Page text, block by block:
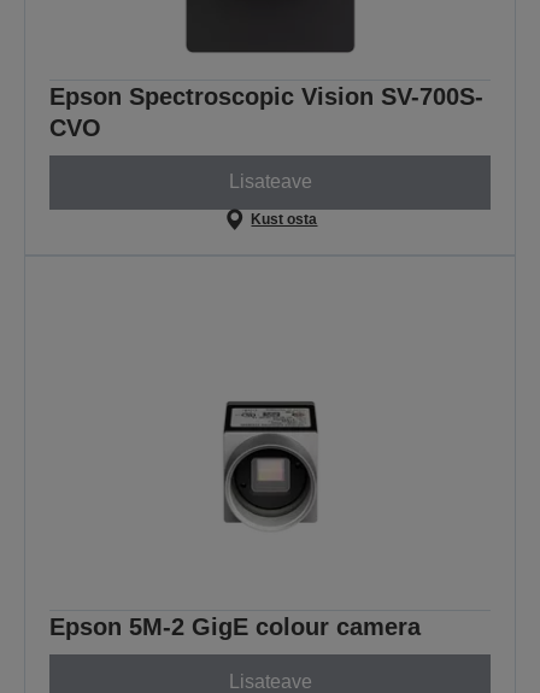
Epson Spectroscopic Vision SV-700S-
CVO
Lisateave
Kust osta
Epson 5M-2 GigE colour camera
Lisateave